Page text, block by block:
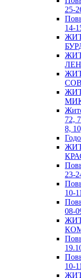
25-
14-
72,
8,
23-
10-
08-
10-